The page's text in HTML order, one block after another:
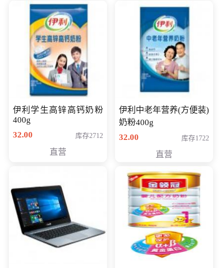
伊利学生高锌高钙奶粉
400g
32.00
库存2712
直营
伊利中老年营养(方便装)
奶粉400g
32.00
库存1722
直营